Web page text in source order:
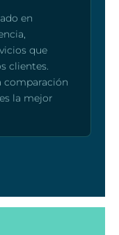
en
que
clientes.
comparación
la mejor